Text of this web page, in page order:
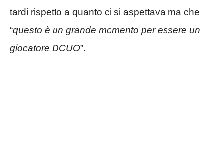
tardi rispetto a quanto ci si aspettava ma che
“questo è un grande momento per essere un
giocatore DCUO”.